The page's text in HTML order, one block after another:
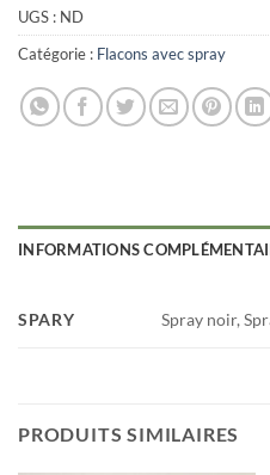
UGS : ND
Catégorie : Flacons avec spray
INFORMATIONS
SPARY Spray noir,
PRODUITS SIMILAIRES